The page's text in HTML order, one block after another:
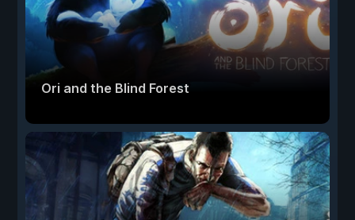
Ori and the Blind Forest